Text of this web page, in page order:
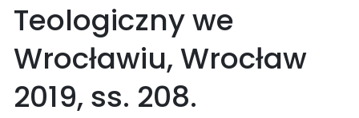
Teologiczny we
Wrocławiu, Wrocław
2019, ss. 208.